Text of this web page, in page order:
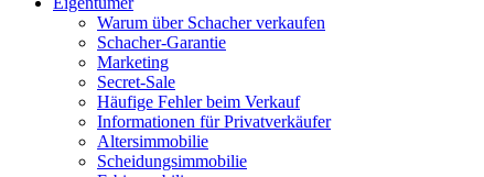
Warum über Schacher verkaufen
Schacher-Garantie
Marketing
Secret-Sale
Häufige Fehler beim Verkauf
Informationen für Privatverkäufer
Altersimmobilie
Scheidungsimmobilie